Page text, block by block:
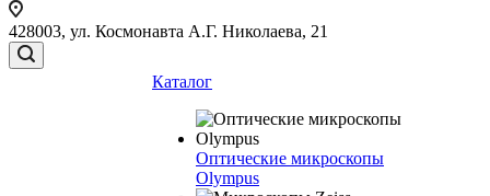
428003, ул. Космонавта А.Г. Николаева, 21
Каталог
Оптические микроскопы
Olympus